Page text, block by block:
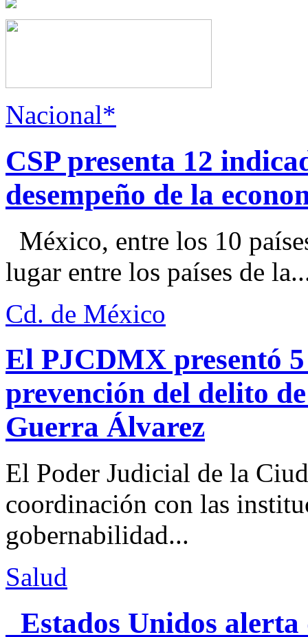
Nacional*
CSP presenta 12
desempeño de la
México, entre los 10
lugar entre los países de
Cd. de México
El PJCDMX presentó
prevención del delito
Guerra Álvarez
El Poder Judicial de la
coordinación con las
gobernabilidad...
Salud
Estados Unidos alerta